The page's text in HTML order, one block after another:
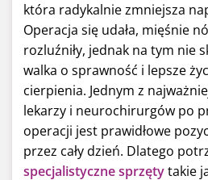
która radykalnie zmniejsza
Operacja się udała, mięśnie
rozluźniły, jednak na tym nie
walka o sprawność i lepsze
cierpienia. Jednym z
lekarzy i neurochirurgów po
operacji jest prawidłowe
przez cały dzień. Dlatego
specjalistyczne sprzętytakie